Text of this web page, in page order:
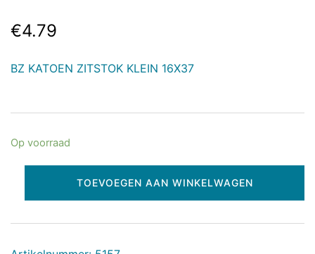
€4.79
BZ KATOEN ZITSTOK KLEIN 16X37
Op voorraad
TOEVOEGEN AAN WINKELWAGEN